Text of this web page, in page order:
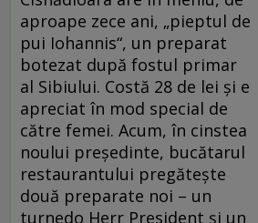
aproape zece ani, „pieptul de
pui Iohannis“, un preparat
botezat după fostul primar
al Sibiului. Costă 28 de lei şi e
apreciat în mod special de
către femei. Acum, în cinstea
noului preşedinte, bucătarul
restaurantului pregăteşte
două preparate noi – un
turnedo Herr President şi un